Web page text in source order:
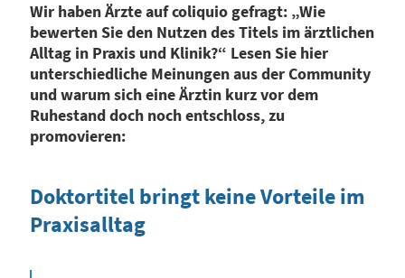
Wir haben Ärzte auf coliquio gefragt: „Wie
bewerten Sie den Nutzen des Titels im ärztlichen
Alltag in Praxis und Klinik?“ Lesen Sie hier
unterschiedliche Meinungen aus der Community
und warum sich eine Ärztin kurz vor dem
Ruhestand doch noch entschloss, zu
promovieren:
Doktortitel bringt keine Vorteile im
Praxisalltag